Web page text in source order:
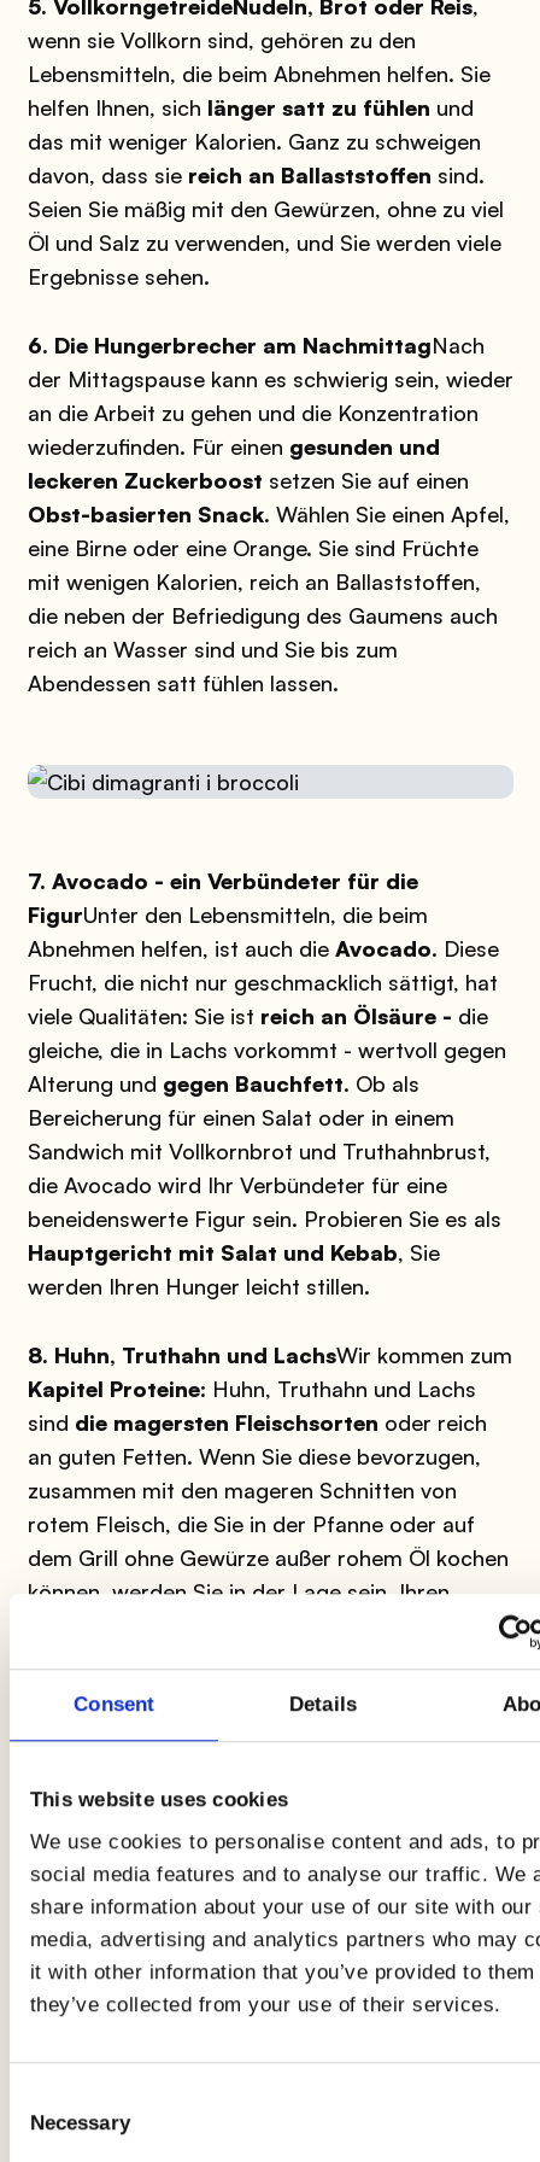
Consent Details
This website uses cookies
We use cookies to personalise content and ads, to
social media features and to analyse our traffic. We
share information about your use of our site with our
media, advertising and analytics partners who may
it with other information that you’ve provided to
they’ve collected from your use of their services.
Selection
Necessary
5. VollkorngetreideNudeln, Brot oder Reis,
wenn sie Vollkorn sind, gehören zu den
Lebensmitteln, die beim Abnehmen helfen. Sie
helfen Ihnen, sich länger satt zu fühlen und
das mit weniger Kalorien. Ganz zu schweigen
davon, dass sie reich an Ballaststoffen sind.
Seien Sie mäßig mit den Gewürzen, ohne zu viel
Öl und Salz zu verwenden, und Sie werden viele
Ergebnisse sehen.
6. Die Hungerbrecher am NachmittagNach
der Mittagspause kann es schwierig sein, wieder
an die Arbeit zu gehen und die Konzentration
wiederzufinden. Für einen gesunden und
leckeren Zuckerboost setzen Sie auf einen
Obst-basierten Snack. Wählen Sie einen Apfel,
eine Birne oder eine Orange. Sie sind Früchte
mit wenigen Kalorien, reich an Ballaststoffen,
die neben der Befriedigung des Gaumens auch
reich an Wasser sind und Sie bis zum
Abendessen satt fühlen lassen.
7. Avocado - ein Verbündeter für die
FigurUnter den Lebensmitteln, die beim
Abnehmen helfen, ist auch die Avocado. Diese
Frucht, die nicht nur geschmacklich sättigt, hat
viele Qualitäten: Sie ist reich an Ölsäure - die
gleiche, die in Lachs vorkommt - wertvoll gegen
Alterung und gegen Bauchfett. Ob als
Bereicherung für einen Salat oder in einem
Sandwich mit Vollkornbrot und Truthahnbrust,
die Avocado wird Ihr Verbündeter für eine
beneidenswerte Figur sein. Probieren Sie es als
Hauptgericht mit Salat und Kebab, Sie
werden Ihren Hunger leicht stillen.
8. Huhn, Truthahn und LachsWir kommen zum
Kapitel Proteine: Huhn, Truthahn und Lachs
sind die magersten Fleischsorten oder reich
an guten Fetten. Wenn Sie diese bevorzugen,
zusammen mit den mageren Schnitten von
rotem Fleisch, die Sie in der Pfanne oder auf
dem Grill ohne Gewürze außer rohem Öl kochen
können, werden Sie in der Lage sein, Ihren
weißes Fleisch
, um keine Fehler zu machen.
9. BrokkoliEs gibt kein Gemüse, das so wertvoll
ist wie Brokkoli. Reich an Eisen, Vitaminen und
Ballaststoffen, gehört Brokkoli zu den
Lebensmitteln, die beim Abnehmen helfen, da
sie leicht sättigen und sehr kalorienarm sind. Sie
können sie in der Pfanne kochen, nachdem Sie
oder als Beilage mit Salz, Pfeffer und extra